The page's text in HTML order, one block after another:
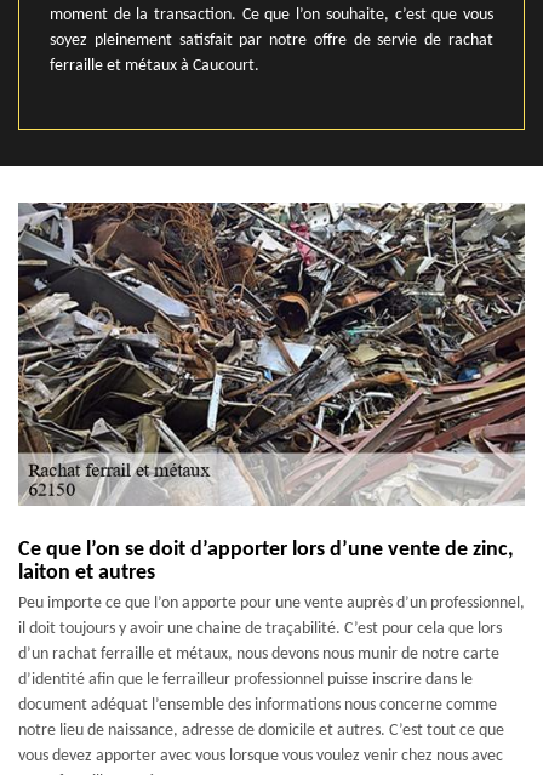
moment de la transaction. Ce que l’on souhaite, c’est que vous
soyez pleinement satisfait par notre offre de servie de rachat
ferraille et métaux à Caucourt.
Ce que l’on se doit d’apporter lors d’une vente de zinc,
laiton et autres
Peu importe ce que l’on apporte pour une vente auprès d’un professionnel,
il doit toujours y avoir une chaine de traçabilité. C’est pour cela que lors
d’un rachat ferraille et métaux, nous devons nous munir de notre carte
d’identité afin que le ferrailleur professionnel puisse inscrire dans le
document adéquat l’ensemble des informations nous concerne comme
notre lieu de naissance, adresse de domicile et autres. C’est tout ce que
vous devez apporter avec vous lorsque vous voulez venir chez nous avec